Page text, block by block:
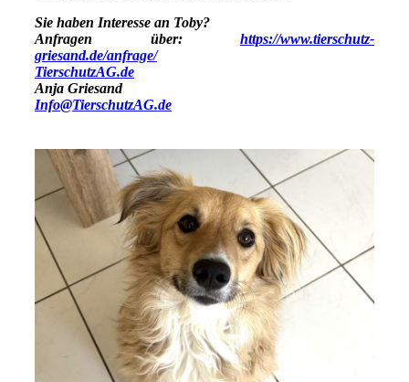
Sie haben Interesse an Toby?
Anfragen über:https://www.tierschutz-
griesand.de/anfrage/
TierschutzAG.de
Anja Griesand
Info@TierschutzAG.de